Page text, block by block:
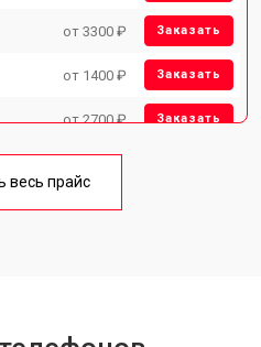
от 3300 ₽ Заказать
от 1400 ₽ Заказать
от 2700 ₽ Заказать
от 3200 ₽
весь прайс